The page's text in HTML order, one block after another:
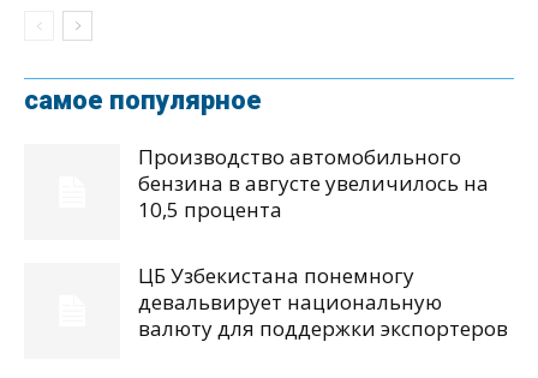
самое популярное
Производство автомобильного
бензина в августе увеличилось на
10,5 процента
ЦБ Узбекистана понемногу
девальвирует национальную
валюту для поддержки экспортеров